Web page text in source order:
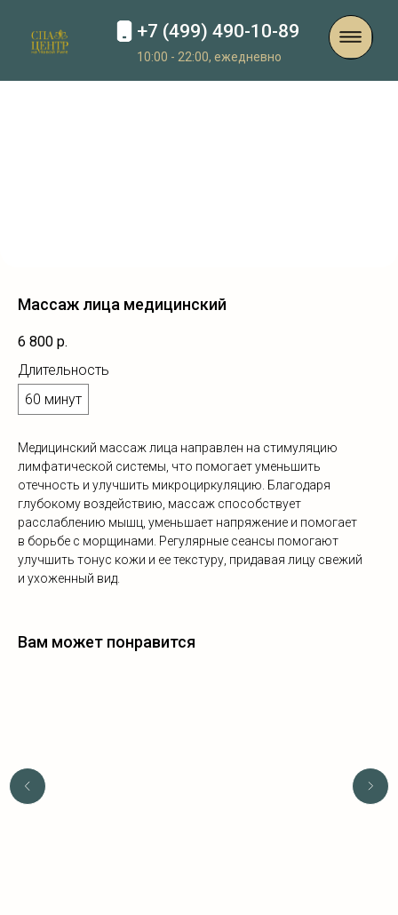
+7 (499) 490-10-89
10:00 - 22:00, ежедневно
Массаж лица медицинский
6 800 р.
Длительность
60 минут
Медицинский массаж лица направлен на стимуляцию
лимфатической системы, что помогает уменьшить
отечность и улучшить микроциркуляцию. Благодаря
глубокому воздействию, массаж способствует
расслаблению мышц, уменьшает напряжение и помогает
в борьбе с морщинами. Регулярные сеансы помогают
улучшить тонус кожи и ее текстуру, придавая лицу свежий
и ухоженный вид.
Вам может понравится